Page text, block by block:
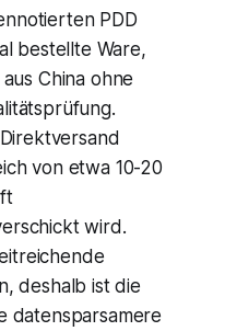
PDD
bestellte Ware,
China ohne
von etwa 10-20
wird.
deshalb ist die
datensparsamere